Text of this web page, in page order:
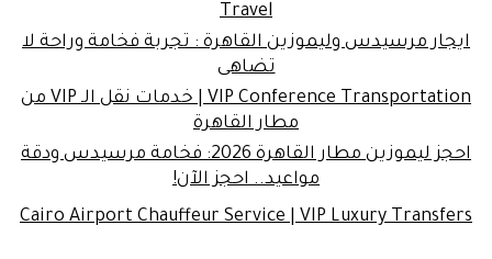
Travel
ايجار مرسيدس وليموزين القاهرة : تجربة فخامة وراحة لا
تضاهى
VIP Conference Transportation | خدمات نقل الـ VIP من
مطار القاهرة
احجز ليموزين مطار القاهرة 2026: فخامة مرسيدس ودقة
مواعيد.. احجز الآن!
Cairo Airport Chauffeur Service | VIP Luxury Transfers